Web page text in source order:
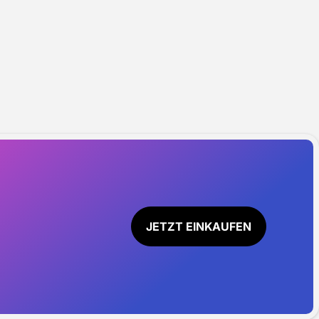
JETZT EINKAUFEN